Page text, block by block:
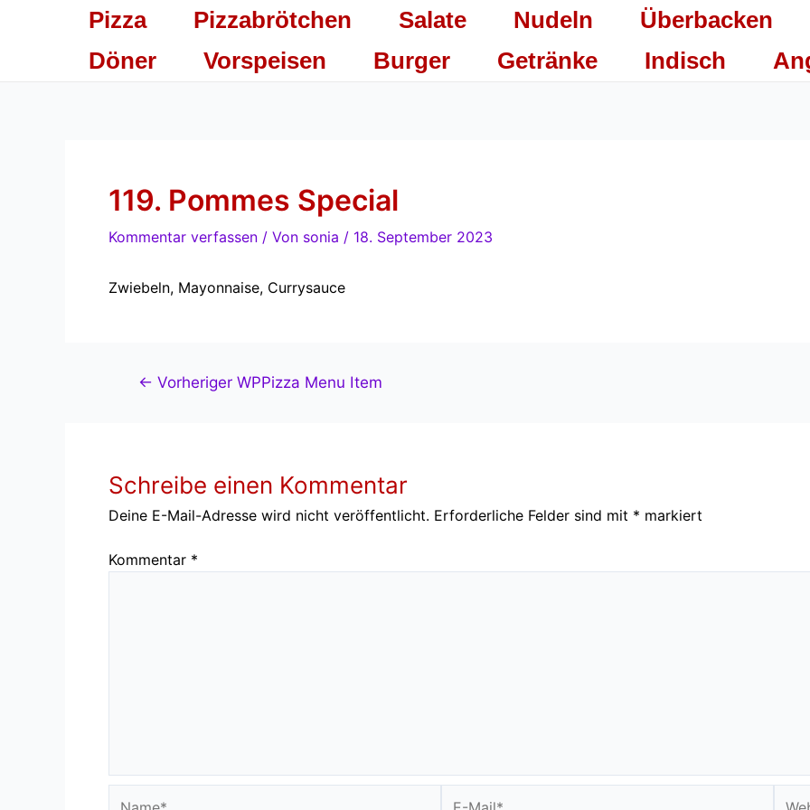
Pizza Pizzabrötchen Salate Nudeln
Überbacken
Döner
Vorspeisen Burger Getränke Indisch
119. Pommes Special
Kommentar verfassen / Von sonia / 18. September 2023
Zwiebeln, Mayonnaise, Currysauce
Beitragsnavigation
← Vorheriger WPPizza Menu Item
Schreibe einen Kommentar
Deine E-Mail-Adresse wird nicht veröffentlicht. Erforderliche Felder sind mit * markiert
Kommentar *